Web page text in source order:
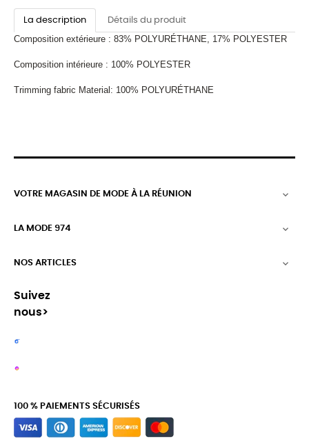
La description Détails du produit
Composition extérieure : 83% POLYURÉTHANE, 17% POLYESTER
Composition intérieure : 100% POLYESTER
Trimming fabric Material: 100% POLYURÉTHANE
VOTRE MAGASIN DE MODE À LA RÉUNION 
LA MODE 974 
NOS ARTICLES 
Suivez
nous>
100 % PAIEMENTS SÉCURISÉS